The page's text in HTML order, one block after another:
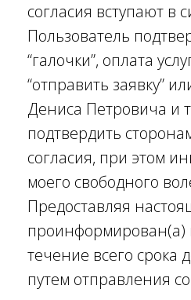
согласия вступают в
Пользователь
“галочки”, оплата
“отправить заявку”
Дениса Петровича и
подтвердить
согласия, при этом
моего свободного
Предоставляя
проинформирован(а)
течение всего срока
путем отправления